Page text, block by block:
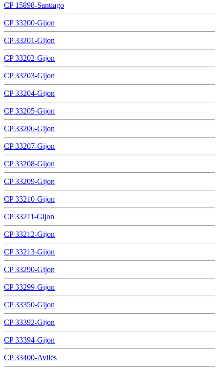
CP 15898-Santiago
CP 33200-Gijon
CP 33201-Gijon
CP 33202-Gijon
CP 33203-Gijon
CP 33204-Gijon
CP 33205-Gijon
CP 33206-Gijon
CP 33207-Gijon
CP 33208-Gijon
CP 33209-Gijon
CP 33210-Gijon
CP 33211-Gijon
CP 33212-Gijon
CP 33213-Gijon
CP 33290-Gijon
CP 33299-Gijon
CP 33350-Gijon
CP 33392-Gijon
CP 33394-Gijon
CP 33400-Aviles